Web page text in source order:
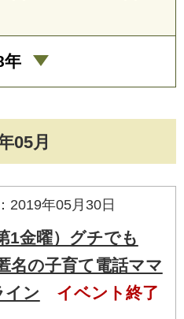
05月
2019年05月30日
1金曜）グチでも
名の子育て電話ママ
イン
イベント終了
年